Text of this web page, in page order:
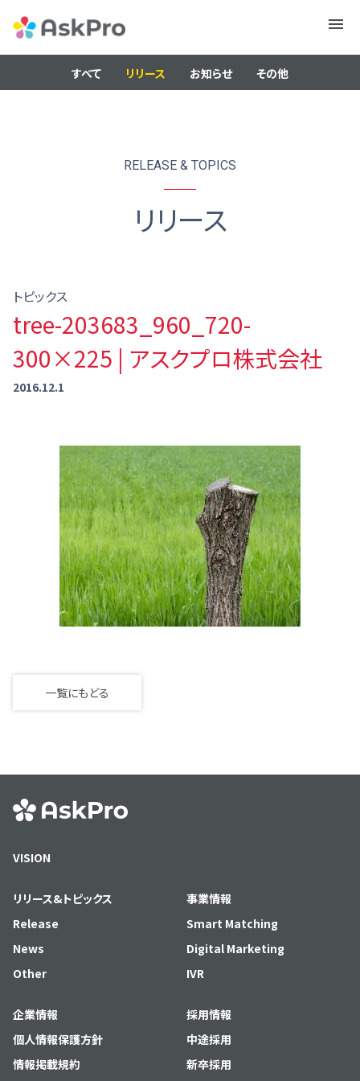
メニュ
すべて リリース お知らせ その他
RELEASE & TOPICS
リリース
トピックス
tree-203683_960_720-
300×225 | アスクプロ株式会社
2016.12.1
一覧にもどる
VISION
リリース&トピックス
Release
News
Other
事業情報
Smart Matching
Digital Marketing
IVR
企業情報
個人情報保護方針
情報掲載規約
採用情報
中途採用
新卒採用